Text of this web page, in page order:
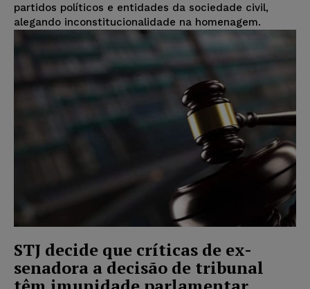
partidos políticos e entidades da sociedade civil,
alegando inconstitucionalidade na homenagem.
STJ decide que críticas de ex-
senadora a decisão de tribunal